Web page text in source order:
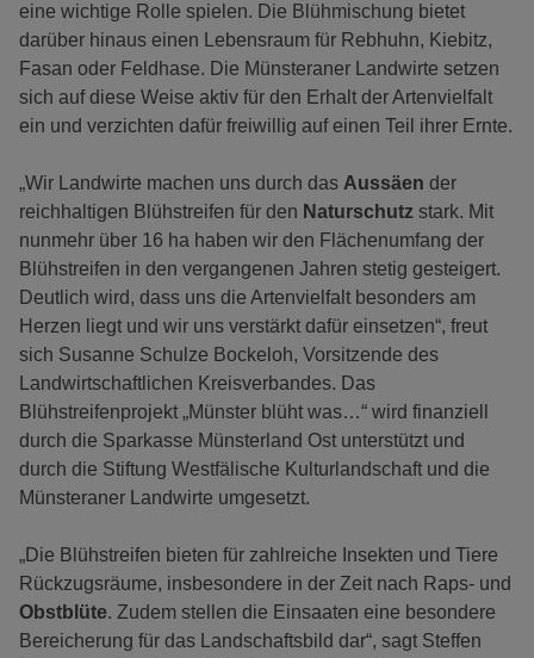
eine wichtige Rolle spielen. Die Blühmischung bietet
darüber hinaus einen Lebensraum für Rebhuhn, Kiebitz,
Fasan oder Feldhase. Die Münsteraner Landwirte setzen
sich auf diese Weise aktiv für den Erhalt der Artenvielfalt
ein und verzichten dafür freiwillig auf einen Teil ihrer Ernte.
„Wir Landwirte machen uns durch das Aussäen der
reichhaltigen Blühstreifen für den Naturschutz stark. Mit
nunmehr über 16 ha haben wir den Flächenumfang der
Blühstreifen in den vergangenen Jahren stetig gesteigert.
Deutlich wird, dass uns die Artenvielfalt besonders am
Herzen liegt und wir uns verstärkt dafür einsetzen“, freut
sich Susanne Schulze Bockeloh, Vorsitzende des
Landwirtschaftlichen Kreisverbandes. Das
Blühstreifenprojekt „Münster blüht was…“ wird finanziell
durch die Sparkasse Münsterland Ost unterstützt und
durch die Stiftung Westfälische Kulturlandschaft und die
Münsteraner Landwirte umgesetzt.
„Die Blühstreifen bieten für zahlreiche Insekten und Tiere
Rückzugsräume, insbesondere in der Zeit nach Raps- und
Obstblüte. Zudem stellen die Einsaaten eine besondere
Bereicherung für das Landschaftsbild dar“, sagt Steffen